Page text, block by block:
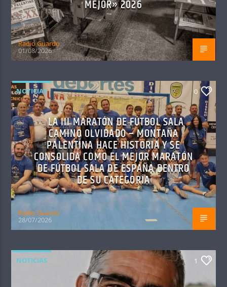
MEJOR» 2026
Radio Guardo
01/08/2026
NOTICIAS 0
LA III MARATÓN DE FÚTBOL SALA
CAMINO OLVIDADO – MONTAÑA
PALENTINA HACE HISTORIA Y SE
CONSOLIDA COMO EL MEJOR MARATÓN
DE FÚTBOL SALA DE ESPAÑA DENTRO
DE SU CATEGORÍA
Radio Guardo
28/07/2026
NOTICIAS 1